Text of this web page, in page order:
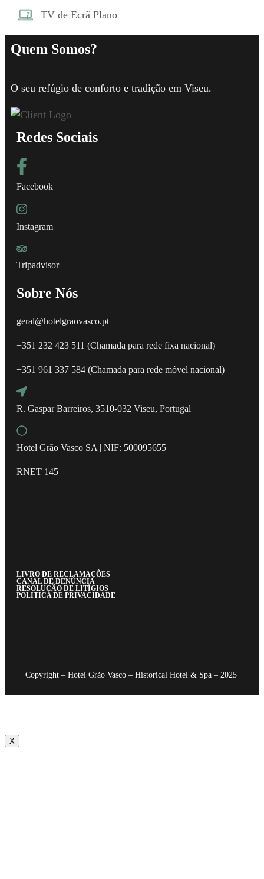
TV de Ecrã Plano
Quem Somos?
O seu refúgio de conforto e tradição em Viseu.
Redes Sociais
Facebook
Instagram
Tripadvisor
Sobre Nós
geral@hotelgraovasco.pt
+351 232 423 511 (Chamada para rede fixa nacional)
+351 961 337 584 (Chamada para rede móvel nacional)
R. Gaspar Barreiros, 3510-032 Viseu, Portugal
Hotel Grão Vasco SA | NIF: 500095655
RNET 145
LIVRO DE RECLAMAÇÕES
CANAL DE DENÚNCIA
RESOLUÇÃO DE LITÍGIOS
POLITICA DE PRIVACIDADE
Copyright – Hotel Grão Vasco – Historical Hotel & Spa – 2025
X